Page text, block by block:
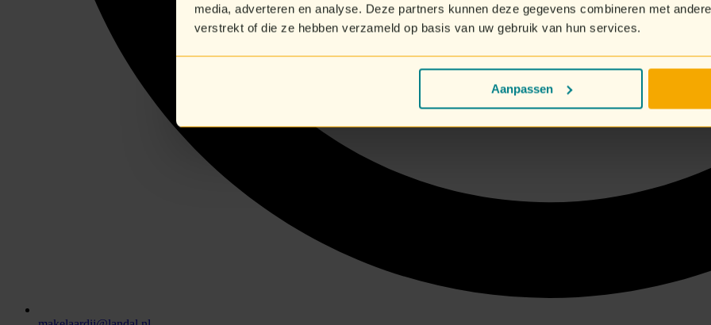
media, adverteren en analyse. Deze partners kunnen deze gegevens combineren met
verstrekt of die ze hebben verzameld op basis van uw gebruik van hun services.
Aanpassen